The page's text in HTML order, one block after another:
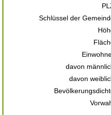
Schlüssel der
davon
davon